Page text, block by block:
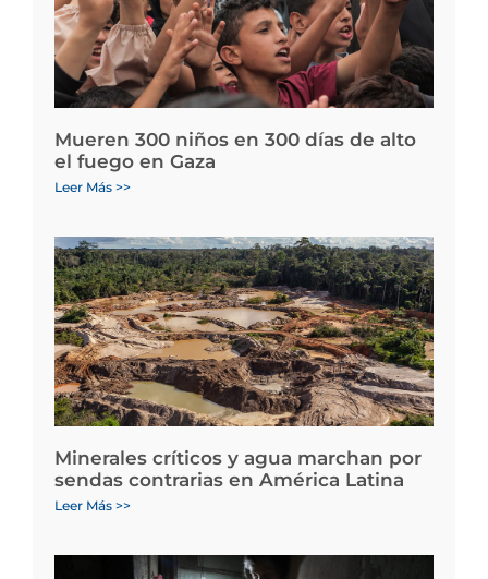
Mueren 300 niños en 300 días de alto
el fuego en Gaza
Leer Más >>
Minerales críticos y agua marchan por
sendas contrarias en América Latina
Leer Más >>